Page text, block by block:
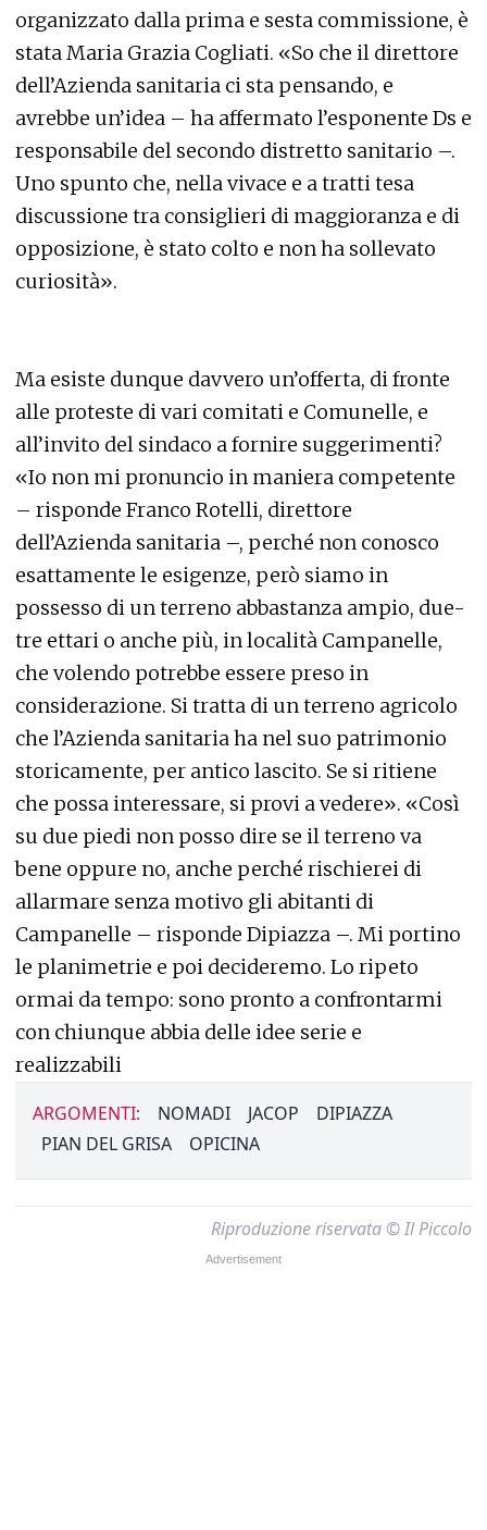
organizzato dalla prima e sesta commissione, è
stata Maria Grazia Cogliati. «So che il direttore
dell’Azienda sanitaria ci sta pensando, e
avrebbe un’idea – ha affermato l’esponente Ds e
responsabile del secondo distretto sanitario –.
Uno spunto che, nella vivace e a tratti tesa
discussione tra consiglieri di maggioranza e di
opposizione, è stato colto e non ha sollevato
curiosità».
Ma esiste dunque davvero un’offerta, di fronte
alle proteste di vari comitati e Comunelle, e
all’invito del sindaco a fornire suggerimenti?
«Io non mi pronuncio in maniera competente
– risponde Franco Rotelli, direttore
dell’Azienda sanitaria –, perché non conosco
esattamente le esigenze, però siamo in
possesso di un terreno abbastanza ampio, due-
tre ettari o anche più, in località Campanelle,
che volendo potrebbe essere preso in
considerazione. Si tratta di un terreno agricolo
che l’Azienda sanitaria ha nel suo patrimonio
storicamente, per antico lascito. Se si ritiene
che possa interessare, si provi a vedere». «Così
su due piedi non posso dire se il terreno va
bene oppure no, anche perché rischierei di
allarmare senza motivo gli abitanti di
Campanelle – risponde Dipiazza –. Mi portino
le planimetrie e poi decideremo. Lo ripeto
ormai da tempo: sono pronto a confrontarmi
con chiunque abbia delle idee serie e
realizzabili
ARGOMENTI: NOMADI JACOP
DIPIAZZA
PIAN DEL GRISA
OPICINA
Riproduzione riservata © Il Piccolo